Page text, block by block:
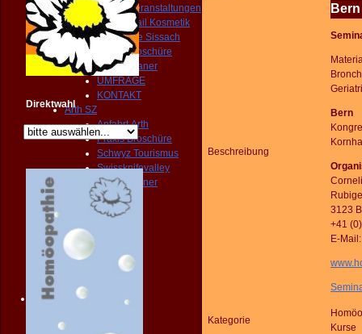
Veranstaltungen
Nail Kosmetik
Gemeinde Sissach
Praxis Broschüre
Routenplaner
UMFRAGE
KONTAKT
Arth SZ
Anfahrt Arth
Praxis Broschüre
Schwyz Tourismus
Swissknifevalley
Routenplaner
KONTAKT
Erreichbarkeit
Fragebogen
Broschüre
Person
KONTAKT
Angebot
Direktwahl
Beschreibung
Bern
3123
+41
E-
Kategorie
Kurse